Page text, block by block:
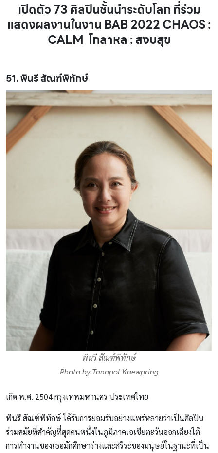
เปิดตัว 73 ศิลปินชั้นนำระดับโลก ที่ร่วม
แสดงผลงานในงาน BAB 2022 CHAOS :
CALM โกลาหล : สงบสุข
51. พินรี สัณฑ์พิทักษ์
พินรี สัณฑ์พิทักษ์
Photo by Tanapol Kaewpring
เกิด พ.ศ. 2504 กรุงเทพมหานคร ประเทศไทย
พินรี สัณฑ์พิทักษ์ได้รับการยอมรับอย่างแพร่หลายว่าเป็นศิลปิน
ร่วมสมัยที่สำคัญที่สุดคนหนึ่งในภูมิภาคเอเชียตะวันออกเฉียงใต้
การทำงานของเธอมักศึกษาร่างและสรีระของมนุษย์ในฐานะที่เป็น